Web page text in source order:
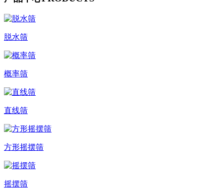
脱水筛
概率筛
直线筛
方形摇摆筛
摇摆筛